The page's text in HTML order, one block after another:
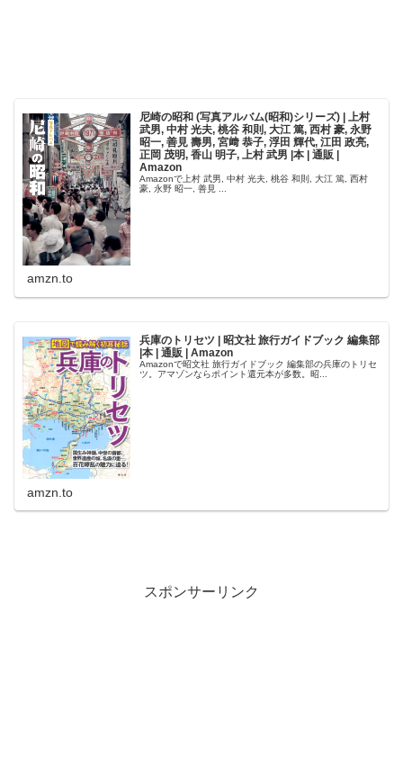
尼崎の昭和 (写真アルバム(昭和)シリーズ) | 上村
武男, 中村 光夫, 桃谷 和則, 大江 篤, 西村 豪, 永野
昭一, 善見 壽男, 宮﨑 恭子, 浮田 輝代, 江田 政亮,
正岡 茂明, 香山 明子, 上村 武男 |本 | 通販 |
Amazon
Amazonで上村 武男, 中村 光夫, 桃谷 和則, 大江 篤, 西村
豪, 永野 昭一, 善見 ...
amzn.to
兵庫のトリセツ | 昭文社 旅行ガイドブック 編集部
|本 | 通販 | Amazon
Amazonで昭文社 旅行ガイドブック 編集部の兵庫のトリセ
ツ。アマゾンならポイント還元本が多数。昭...
amzn.to
スポンサーリンク